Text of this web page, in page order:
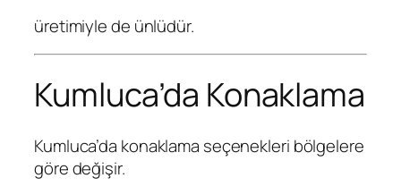
üretimiyle de ünlüdür.
Kumluca’da Konaklama
Kumluca’da konaklama seçenekleri bölgelere
göre değişir.